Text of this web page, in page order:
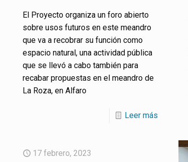
El Proyecto organiza un foro abierto
sobre usos futuros en este meandro
que va a recobrar su función como
espacio natural, una actividad pública
que se llevó a cabo también para
recabar propuestas en el meandro de
La Roza, en Alfaro
Leer más
17 febrero, 2023